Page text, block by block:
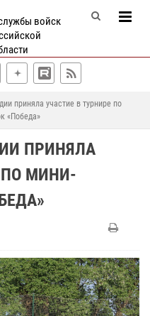
войск
приняла участие в турнире по
«Победа»
ПРИНЯЛА
ПО МИНИ-